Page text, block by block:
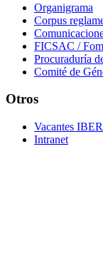
Organigrama
Corpus
FICSAC /
Procuraduría
Comité de
Otros
Vacantes
Intranet